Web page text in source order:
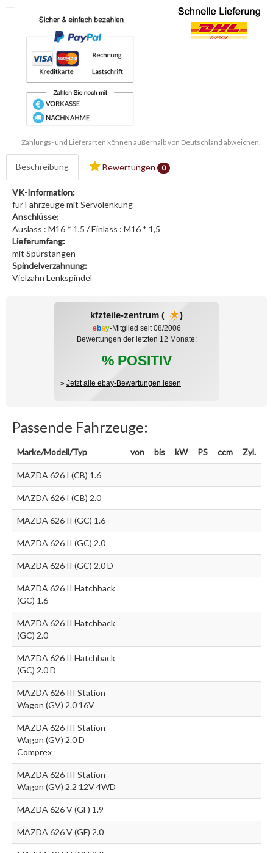
Zahlungs- und Lieferarten können außerhalb von Deutschland abweichen.
Beschreibung Bewertungen 0
VK-Information:
für Fahrzeuge mit Servolenkung
Anschlüsse:
Auslass : M16 * 1,5 / Einlass : M16 * 1,5
Lieferumfang:
mit Spurstangen
Spindelverzahnung:
Vielzahn Lenkspindel
kfzteile-zentrum ( )
ebay-Mitglied seit 08/2006
Bewertungen der letzten 12 Monate:
% POSITIV
» Jetzt alle ebay-Bewertungen lesen
Passende Fahrzeuge:
Marke/Modell/Typ von bis kW PS ccm Zyl.
MAZDA 626 I (CB) 1.6
MAZDA 626 I (CB) 2.0
MAZDA 626 II (GC) 1.6
MAZDA 626 II (GC) 2.0
MAZDA 626 II (GC) 2.0 D
MAZDA 626 II Hatchback
(GC) 1.6
MAZDA 626 II Hatchback
(GC) 2.0
MAZDA 626 II Hatchback
(GC) 2.0 D
MAZDA 626 III Station
Wagon (GV) 2.0 16V
MAZDA 626 III Station
Wagon (GV) 2.0 D
Comprex
MAZDA 626 III Station
Wagon (GV) 2.2 12V 4WD
MAZDA 626 V (GF) 1.9
MAZDA 626 V (GF) 2.0